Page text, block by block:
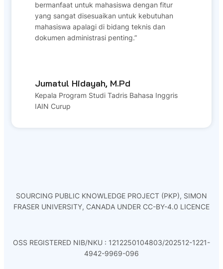
bermanfaat untuk mahasiswa dengan fitur
yang sangat disesuaikan untuk kebutuhan
mahasiswa apalagi di bidang teknis dan
dokumen administrasi penting.”
Jumatul Hidayah, M.Pd
Kepala Program Studi Tadris Bahasa Inggris
IAIN Curup
SOURCING PUBLIC KNOWLEDGE PROJECT (PKP), SIMON
FRASER UNIVERSITY, CANADA UNDER CC-BY-4.0 LICENCE
OSS REGISTERED NIB/NKU : 1212250104803/202512-1221-
4942-9969-096